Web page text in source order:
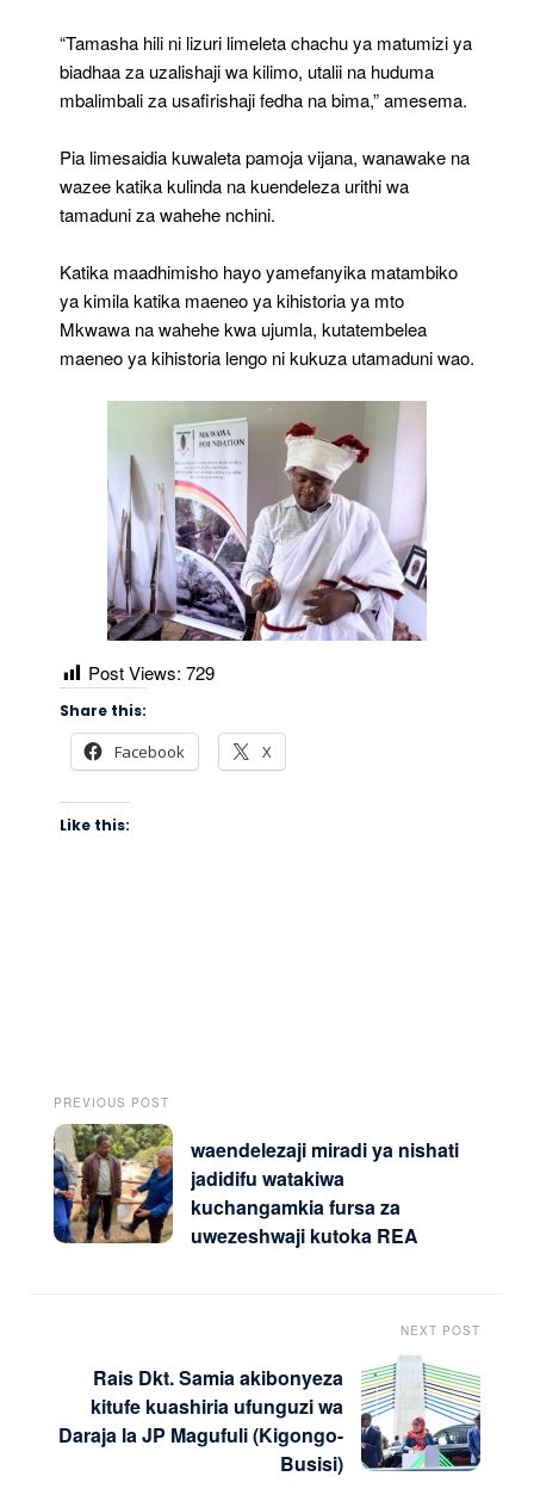
“Tamasha hili ni lizuri limeleta chachu ya matumizi ya
biadhaa za uzalishaji wa kilimo, utalii na huduma
mbalimbali za usafirishaji fedha na bima,” amesema.
Pia limesaidia kuwaleta pamoja vijana, wanawake na
wazee katika kulinda na kuendeleza urithi wa
tamaduni za wahehe nchini.
Katika maadhimisho hayo yamefanyika matambiko
ya kimila katika maeneo ya kihistoria ya mto
Mkwawa na wahehe kwa ujumla, kutatembelea
maeneo ya kihistoria lengo ni kukuza utamaduni wao.
Post Views: 729
Share this:
Facebook X
Like this:
PREVIOUS POST
waendelezaji miradi ya nishati
jadidifu watakiwa
kuchangamkia fursa za
uwezeshwaji kutoka REA
NEXT POST
Rais Dkt. Samia akibonyeza
kitufe kuashiria ufunguzi wa
Daraja la JP Magufuli (Kigongo-
Busisi)